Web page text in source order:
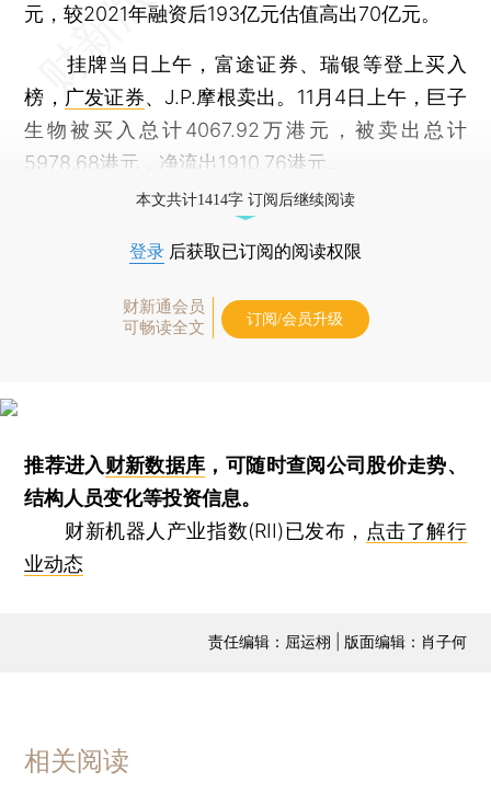
元，较2021年融资后193亿元估值高出70亿元。
挂牌当日上午，富途证券、瑞银等登上买入
榜， 广发证券、J.P.摩根卖出。11月4日上午，巨子
生物被买入总计4067.92万港元，被卖出总计
5978.68港元，净流出1910.76港元。
本文共计1414字 订阅后继续阅读
登录 后获取已订阅的阅读权限
财新通会员
可畅读全文
订阅/会员升级
推荐进入财新数据库 ，可随时查阅公司股价走势、
结构人员变化等投资信息。
财新机器人产业指数(RII)已发布， 点击了解行
业动态
责任编辑：屈运栩 | 版面编辑：肖子何
相关阅读